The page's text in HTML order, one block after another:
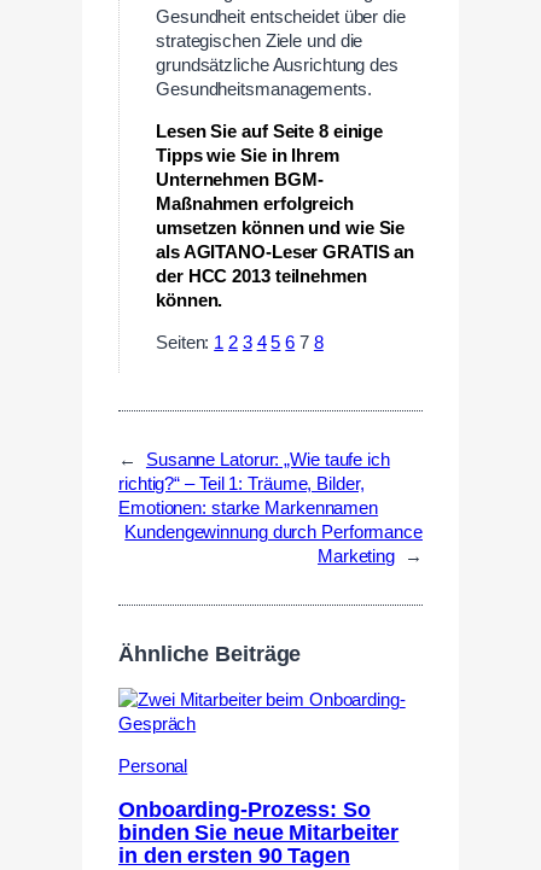
Gesundheit entscheidet über die
strategischen Ziele und die
grundsätzliche Ausrichtung des
Gesundheitsmanagements.
Lesen Sie auf Seite 8 einige
Tipps wie Sie in Ihrem
Unternehmen BGM-
Maßnahmen erfolgreich
umsetzen können und wie Sie
als AGITANO-Leser GRATIS an
der HCC 2013 teilnehmen
können.
Seiten: 1 2 3 4 5 6 7 8
←
Susanne Latorur: „Wie taufe ich
richtig?“ – Teil 1: Träume, Bilder,
Emotionen: starke Markennamen
Kundengewinnung durch Performance
Marketing
→
Ähnliche Beiträge
Personal
Onboarding-Prozess: So
binden Sie neue Mitarbeiter
in den ersten 90 Tagen